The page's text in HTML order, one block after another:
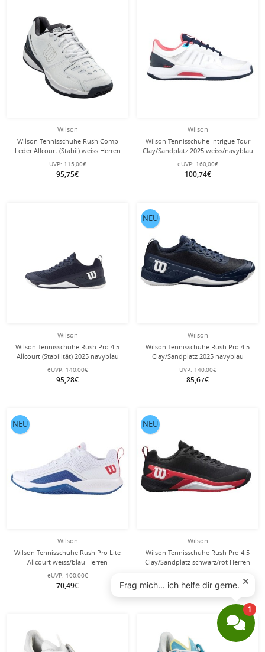
Wilson
Wilson Tennisschuhe Rush Comp
Leder Allcourt (Stabil) weiss Herren
UVP: 115,00€
95,75€
Wilson
Wilson Tennisschuhe Intrigue Tour
Clay/Sandplatz 2025 weiss/navyblau
Damen
eUVP: 160,00€
100,74€
Wilson
Wilson Tennisschuhe Rush Pro 4.5
Allcourt (Stabilität) 2025 navyblau
Herren
eUVP: 140,00€
95,28€
Wilson
Wilson Tennisschuhe Rush Pro 4.5
Clay/Sandplatz 2025 navyblau
Herren
UVP: 140,00€
85,67€
NEU
Wilson
Wilson Tennisschuhe Rush Pro Lite
Allcourt weiss/blau Herren
eUVP: 100,00€
70,49€
NEU
Wilson
Wilson Tennisschuhe Rush Pro 4.5
Clay/Sandplatz schwarz/rot Herren
100,74€
NEU